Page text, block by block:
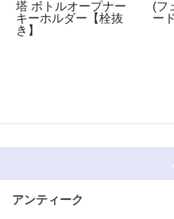
塔 ボトルオープナー
キーホルダー【栓抜
き】
(フ
ー
アンティーク